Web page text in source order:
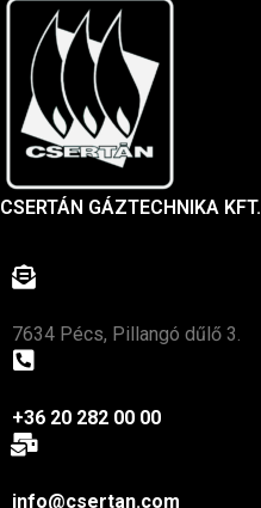
CSERTÁN GÁZTECHNIKA KFT.
7634 Pécs, Pillangó dűlő 3.
+36 20 282 00 00
info@csertan.com